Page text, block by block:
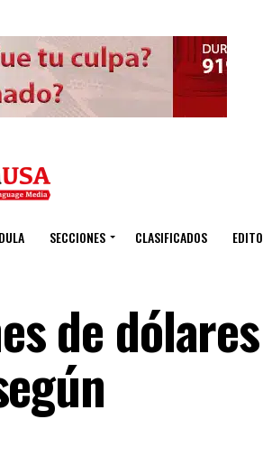
SECCIONES CLASIFICADOS
de dólares